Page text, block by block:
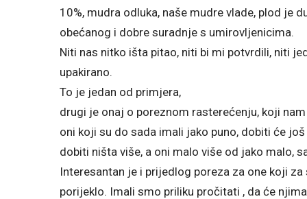
10%, mudra odluka, naše mudre vlade, plod je
obećanog i dobre suradnje s umirovljenicima.
Niti nas nitko išta pitao, niti bi mi potvrdili, niti
upakirano.
To je jedan od primjera,
drugi je onaj o poreznom rasterećenju, koji
oni koji su do sada imali jako puno, dobiti će
dobiti ništa više, a oni malo više od jako malo,
Interesantan je i prijedlog poreza za one koji
porijeklo. Imali smo priliku pročitati , da će